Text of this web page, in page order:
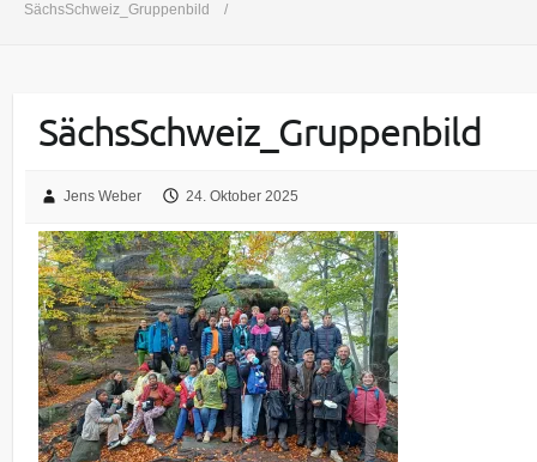
SächsSchweiz_Gruppenbild
SächsSchweiz_Gruppenbild
Jens Weber 24. Oktober 2025